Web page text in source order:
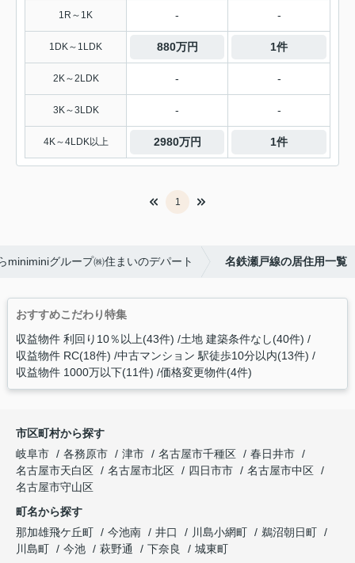
1R～1K - -
1DK～1LDK 880万円 1件
2K～2LDK - -
3K～3LDK - -
4K～4LDK以上 2980万円 1件
1
miniminiグループ㈱住まいのデパート 名鉄瀬戸線の居住用一覧
おすすめこだわり特集
収益物件 利回り10％以上(43件) 土地 建築条件なし(40件)
収益物件 RC(18件) 中古マンション 駅徒歩10分以内(13件)
収益物件 1000万以下(11件) 価格変更物件(4件)
市区町村から探す
岐阜市
各務原市 津市 名古屋市千種区
春日井市
名古屋市天白区
名古屋市北区 四日市市
名古屋市中区
名古屋市守山区
町名から探す
那加雄飛ケ丘町
今池南 井口 川島小網町
鵜沼朝日町
川島町
今池 萩野通 下奈良
城東町